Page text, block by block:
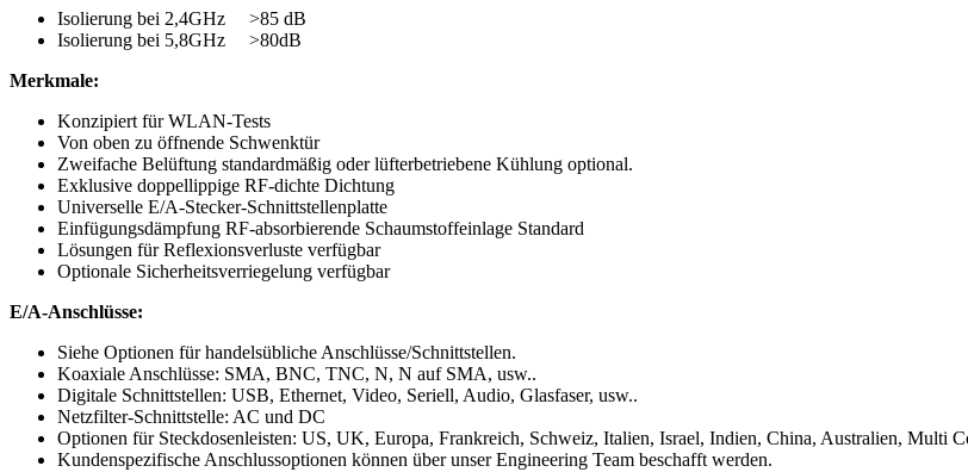
Isolierung bei 2,4GHz >85 dB
Isolierung bei 5,8GHz >80dB
Merkmale:
Konzipiert für WLAN-Tests
Von oben zu öffnende Schwenktür
Zweifache Belüftung standardmäßig oder lüfterbetriebene Kühlung optional.
Exklusive doppellippige RF-dichte Dichtung
Universelle E/A-Stecker-Schnittstellenplatte
Einfügungsdämpfung RF-absorbierende Schaumstoffeinlage Standard
Lösungen für Reflexionsverluste verfügbar
Optionale Sicherheitsverriegelung verfügbar
E/A-Anschlüsse:
Siehe Optionen für handelsübliche Anschlüsse/Schnittstellen.
Koaxiale Anschlüsse: SMA, BNC, TNC, N, N auf SMA, usw..
Digitale Schnittstellen: USB, Ethernet, Video, Seriell, Audio, Glasfaser, usw..
Netzfilter-Schnittstelle: AC und DC
Optionen für Steckdosenleisten: US, UK, Europa, Frankreich, Schweiz, Italien, Israel, Indien, China, Australien, Multi
Kundenspezifische Anschlussoptionen können über unser Engineering Team beschafft werden.